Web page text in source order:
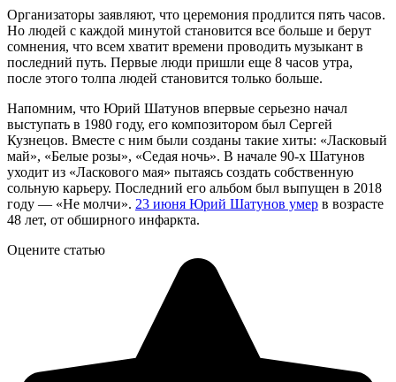
Организаторы заявляют, что церемония продлится пять часов.
Но людей с каждой минутой становится все больше и берут
сомнения, что всем хватит времени проводить музыкант в
последний путь. Первые люди пришли еще 8 часов утра,
после этого толпа людей становится только больше.
Напомним, что Юрий Шатунов впервые серьезно начал
выступать в 1980 году, его композитором был Сергей
Кузнецов. Вместе с ним были созданы такие хиты: «Ласковый
май», «Белые розы», «Седая ночь». В начале 90-х Шатунов
уходит из «Ласкового мая» пытаясь создать собственную
сольную карьеру. Последний его альбом был выпущен в 2018
году — «Не молчи». 23 июня Юрий Шатунов умер в возрасте
48 лет, от обширного инфаркта.
Оцените статью